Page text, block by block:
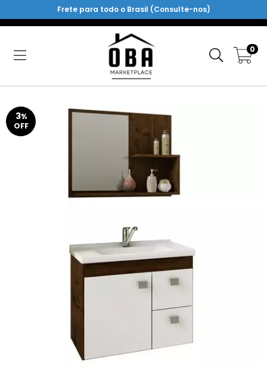
Frete para todo o Brasil (Consulte-nos)
0
3%
OFF